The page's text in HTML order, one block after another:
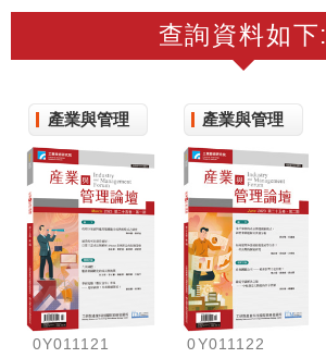
查詢資料如下:
產業與管理
0Y011121
產業與管理
0Y011122